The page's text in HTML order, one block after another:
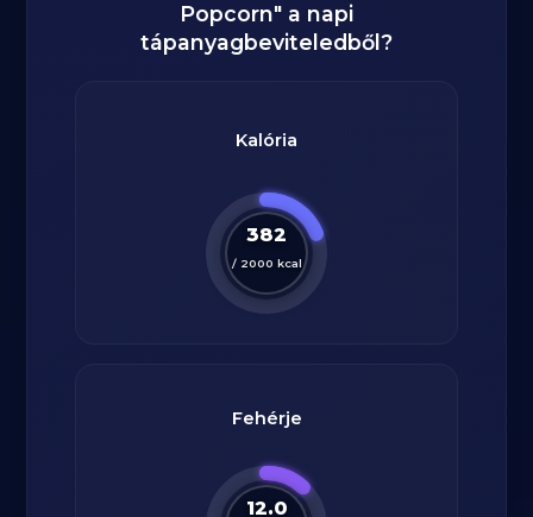
Popcorn" a napi
tápanyagbeviteledből?
Kalória
382
/ 2000 kcal
Fehérje
12.0